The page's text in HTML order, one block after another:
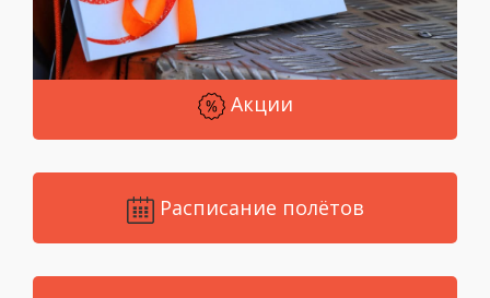
Акции
Расписание полётов